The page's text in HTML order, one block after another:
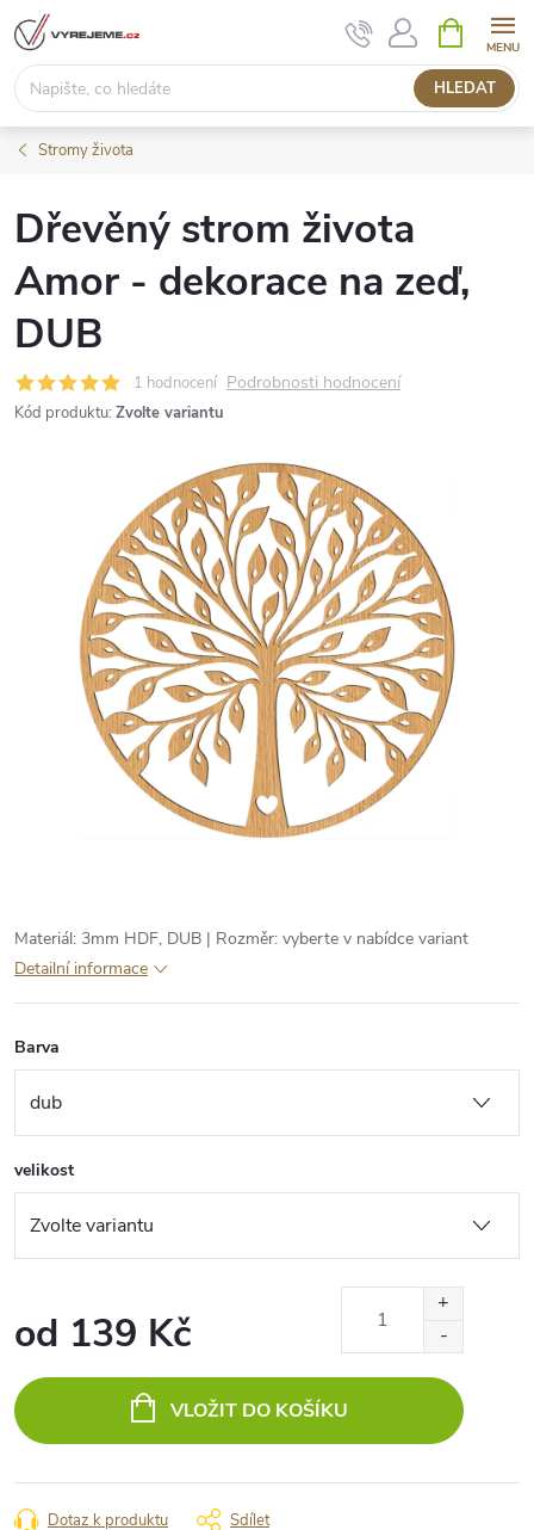
Přejít
na
obsah
HLEDAT
NÁKUPNÍ
KOŠÍK
Stromy života
Dřevěný strom života
Amor - dekorace na zeď,
DUB
1 hodnocení Podrobnosti hodnocení
Kód produktu: Zvolte variantu
Materiál: 3mm HDF, DUB | Rozměr: vyberte v nabídce variant
Detailní informace
Barva
velikost
od 139 Kč
cena:
VLOŽIT DO KOŠÍKU
Dotaz k produktu Sdílet